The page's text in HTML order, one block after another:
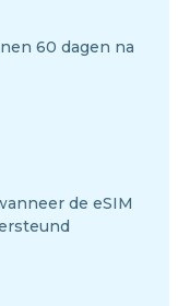
60 dagen na
de eSIM